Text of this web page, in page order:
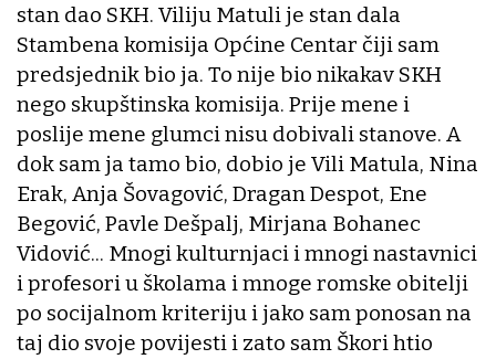
stan dao SKH. Viliju Matuli je stan dala
Stambena komisija Općine Centar čiji sam
predsjednik bio ja. To nije bio nikakav SKH
nego skupštinska komisija. Prije mene i
poslije mene glumci nisu dobivali stanove. A
dok sam ja tamo bio, dobio je Vili Matula, Nina
Erak, Anja Šovagović, Dragan Despot, Ene
Begović, Pavle Dešpalj, Mirjana Bohanec
Vidović... Mnogi kulturnjaci i mnogi nastavnici
i profesori u školama i mnoge romske obitelji
po socijalnom kriteriju i jako sam ponosan na
taj dio svoje povijesti i zato sam Škori htio